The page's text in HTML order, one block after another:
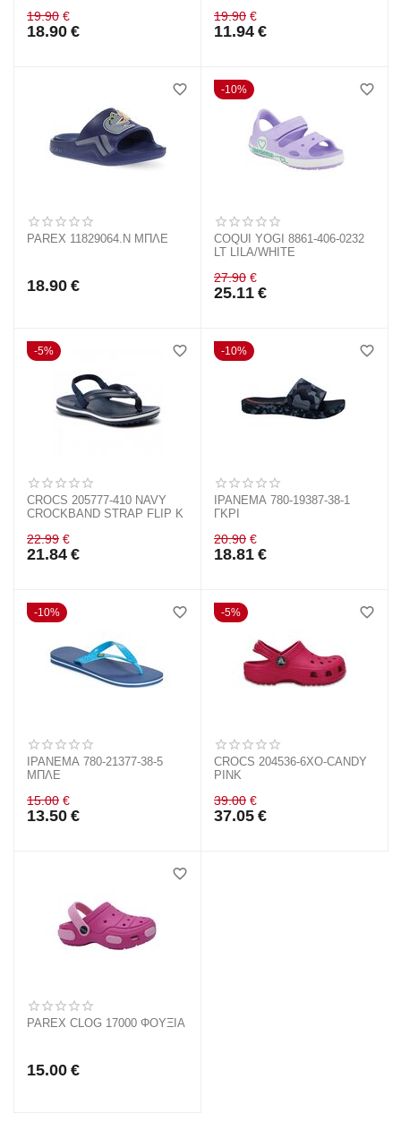
19.90 €
18.90 €
19.90 €
11.94 €
PAREX 11829064.N ΜΠΛΕ
18.90 €
10%
COQUI YOGI 8861-406-0232
LT LILA/WHITE
27.90 €
25.11 €
5%
CROCS 205777-410 NAVY
CROCKBAND STRAP FLIP K
22.99 €
21.84 €
10%
IPANEMA 780-19387-38-1
ΓΚΡΙ
20.90 €
18.81 €
10%
IPANEMA 780-21377-38-5
ΜΠΛΕ
15.00 €
13.50 €
5%
CROCS 204536-6XO-CANDY
PINK
39.00 €
37.05 €
PAREX CLOG 17000 ΦΟΥΞΙΑ
15.00 €